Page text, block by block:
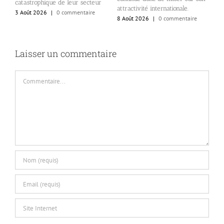
catastrophique de leur secteur
3 Août 2026
| 0 commentaire
attractivité internationale.
8 Août 2026
| 0 commentaire
Laisser un commentaire